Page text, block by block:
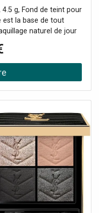
4.5 g, Fond de teint pour
est la base de tout
naturel de jour
une belle peau. Il se
et assure une parfaite
de couvrance, il
mineures,
servira de base à tout
longue tenue unifie
application simple
couches recouvre
du visage
se fond parfaitement
pénétrer le fond de
plusieurs couches
Étalez jusqu’à ce
soit visible.